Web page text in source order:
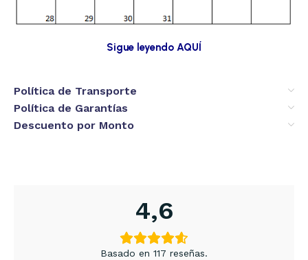
Sigue leyendo AQUÍ
Política de Transporte
Política de Garantías
Descuento por Monto
4,6
Basado en 117 reseñas.